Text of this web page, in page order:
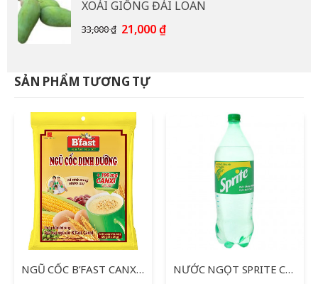
15,000 ₫.là:
12,000 ₫.
XOÀI GIỐNG ĐÀI LOAN
33,000₫ Giá
33,000 ₫.
21,000₫Giá
SẢN PHẨM TƯƠNG TỰ
NGŨ CỐC B’FAST CANXI 20 GÓI NƯỚC NGỌT SPRITE CHAI 1.5L